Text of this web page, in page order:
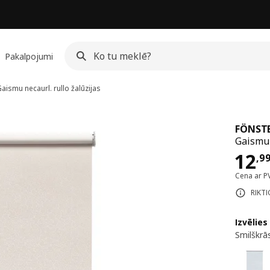
Pakalpojumi
necaurl. rullo žalūzijas
12,99
Cena ar